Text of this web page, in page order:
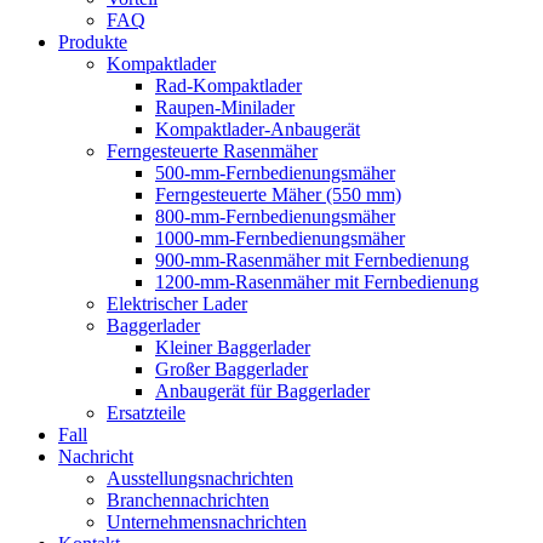
FAQ
Produkte
Kompaktlader
Rad-Kompaktlader
Raupen-Minilader
Kompaktlader-Anbaugerät
Ferngesteuerte Rasenmäher
500-mm-Fernbedienungsmäher
Ferngesteuerte Mäher (550 mm)
800-mm-Fernbedienungsmäher
1000-mm-Fernbedienungsmäher
900-mm-Rasenmäher mit Fernbedienung
1200-mm-Rasenmäher mit Fernbedienung
Elektrischer Lader
Baggerlader
Kleiner Baggerlader
Großer Baggerlader
Anbaugerät für Baggerlader
Ersatzteile
Fall
Nachricht
Ausstellungsnachrichten
Branchennachrichten
Unternehmensnachrichten